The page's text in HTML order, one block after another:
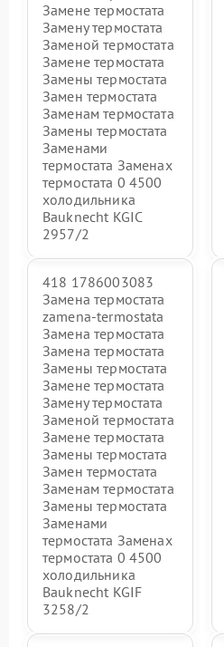
Замене термостата
Замену термостата
Заменой термостата
Замене термостата
Замены термостата
Замен термостата
Заменам термостата
Замены термостата
Заменами
термостата Заменах
термостата 0 4500
холодильника
Bauknecht KGIC
2957/2
418 1786003083
Замена термостата
zamena-termostata
Замена термостата
Замена термостата
Замены термостата
Замене термостата
Замену термостата
Заменой термостата
Замене термостата
Замены термостата
Замен термостата
Заменам термостата
Замены термостата
Заменами
термостата Заменах
термостата 0 4500
холодильника
Bauknecht KGIF
3258/2